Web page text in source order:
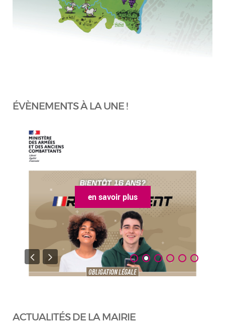
ÉVÈNEMENTS À LA UNE !
en savoir plus
ACTUALITÉS DE LA MAIRIE